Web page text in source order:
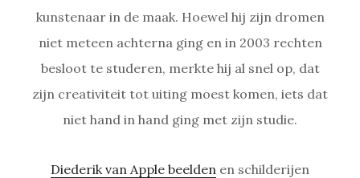
kunstenaar in de maak. Hoewel hij zijn dromen
niet meteen achterna ging en in 2003 rechten
besloot te studeren, merkte hij al snel op, dat
zijn creativiteit tot uiting moest komen, iets dat
niet hand in hand ging met zijn studie.
Diederik van Apple beelden en schilderijen